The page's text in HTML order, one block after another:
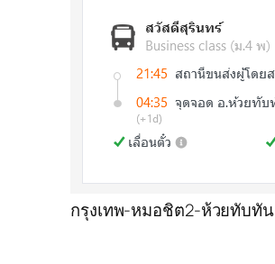
กรุงเทพ-หมอชิต2-ห้วยทับทัน